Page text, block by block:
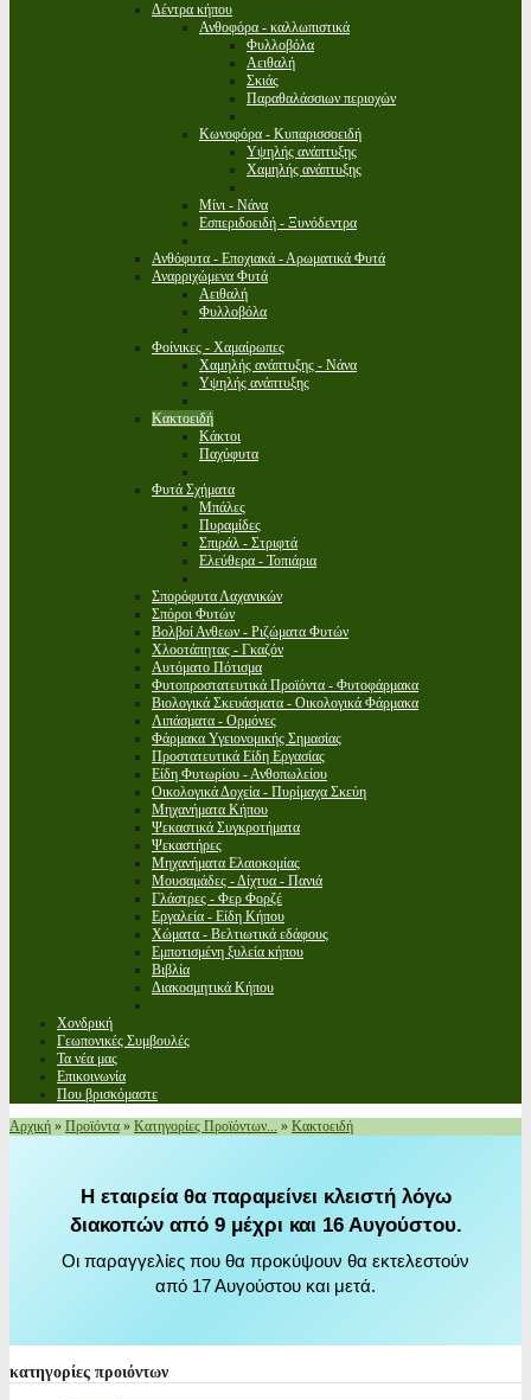
Δέντρα κήπου
Ανθοφόρα - καλλωπιστικά
Φυλλοβόλα
Αειθαλή
Σκιάς
Παραθαλάσσιων περιοχών
Κωνοφόρα - Κυπαρισσοειδή
Υψηλής ανάπτυξης
Χαμηλής ανάπτυξης
Μίνι - Νάνα
Εσπεριδοειδή - Ξυνόδεντρα
Ανθόφυτα - Εποχιακά - Αρωματικά Φυτά
Αναρριχώμενα Φυτά
Αειθαλή
Φυλλοβόλα
Φοίνικες - Χαμαίρωπες
Χαμηλής ανάπτυξης - Νάνα
Υψηλής ανάπτυξης
Κακτοειδή
Κάκτοι
Παχύφυτα
Φυτά Σχήματα
Μπάλες
Πυραμίδες
Σπιράλ - Στριφτά
Ελεύθερα - Τοπιάρια
Σπορόφυτα Λαχανικών
Σπόροι Φυτών
Βολβοί Ανθεων - Ριζώματα Φυτών
Χλοοτάπητας - Γκαζόν
Αυτόματο Πότισμα
Φυτοπροστατευτικά Προϊόντα - Φυτοφάρμακα
Βιολογικά Σκευάσματα - Οικολογικά Φάρμακα
Λιπάσματα - Ορμόνες
Φάρμακα Υγειονομικής Σημασίας
Προστατευτικά Είδη Εργασίας
Είδη Φυτωρίου - Ανθοπωλείου
Οικολογικά Δοχεία - Πυρίμαχα Σκεύη
Μηχανήματα Κήπου
Ψεκαστικά Συγκροτήματα
Ψεκαστήρες
Μηχανήματα Ελαιοκομίας
Μουσαμάδες - Δίχτυα - Πανιά
Γλάστρες - Φερ Φορζέ
Εργαλεία - Είδη Κήπου
Χώματα - Βελτιωτικά εδάφους
Εμποτισμένη ξυλεία κήπου
Βιβλία
Διακοσμητικά Κήπου
Χονδρική
Γεωπονικές Συμβουλές
Τα νέα μας
Επικοινωνία
Που βρισκόμαστε
Αρχική » Προϊόντα » Κατηγορίες Προϊόντων... » Κακτοειδή
Η εταιρεία θα παραμείνει κλειστή λόγω
διακοπών από 9 μέχρι και 16 Αυγούστου.
Οι παραγγελίες που θα προκύψουν θα εκτελεστούν
από 17 Αυγούστου και μετά.
κατηγορίες προιόντων